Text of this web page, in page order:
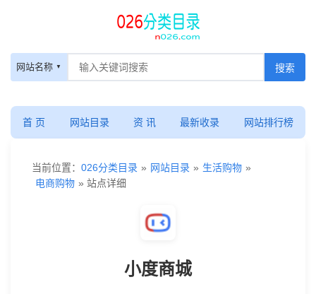
网站名称
首 页 网站目录 资 讯 最新收录 网站排行榜
当前位置： 026分类目录 » 网站目录 » 生活购物 »
电商购物 » 站点详细
小度商城